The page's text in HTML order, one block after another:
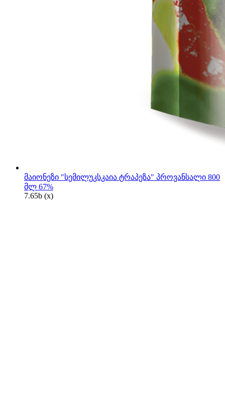
მაიონეზი "სემილუკსკაია ტრაპეზა" პროვანსალი 800
მლ 67%
7.65b (x)